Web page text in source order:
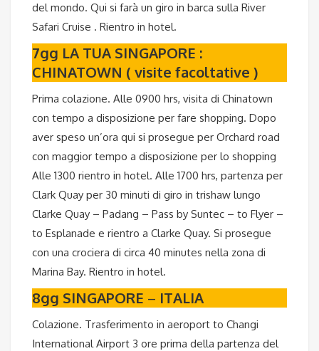
del mondo. Qui si farà un giro in barca sulla River
Safari Cruise . Rientro in hotel.
7gg LA TUA SINGAPORE :
CHINATOWN ( visite facoltative )
Prima colazione. Alle 0900 hrs, visita di Chinatown
con tempo a disposizione per fare shopping. Dopo
aver speso un’ora qui si prosegue per Orchard road
con maggior tempo a disposizione per lo shopping
Alle 1300 rientro in hotel. Alle 1700 hrs, partenza per
Clark Quay per 30 minuti di giro in trishaw lungo
Clarke Quay – Padang – Pass by Suntec – to Flyer –
to Esplanade e rientro a Clarke Quay. Si prosegue
con una crociera di circa 40 minutes nella zona di
Marina Bay. Rientro in hotel.
8gg SINGAPORE – ITALIA
Colazione. Trasferimento in aeroport to Changi
International Airport 3 ore prima della partenza del